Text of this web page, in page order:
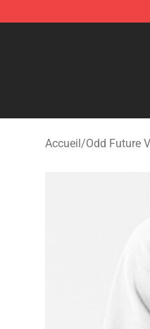
Odd Future Shop -
Accueil/Odd Future